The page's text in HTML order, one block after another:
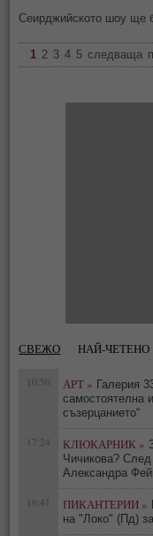
Сеирджийското шоу ще
1 2 3 4 5 следваща
СВЕЖО НАЙ-ЧЕТЕНО
10:50 АРТ » Галерия
самостоятелна
съзерцанието“
17:24 КЛЮКАРНИК »
Чичикова?
Александра
16:41 ПИКАНТЕРИИ »
на "Локо" (Пд)